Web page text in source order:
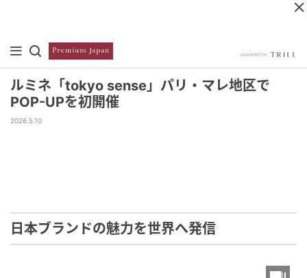
ルミネ「tokyo sense」パリ・マレ地区で
POP-UPを初開催
2026.5.10
日本ブランドの魅力を世界へ発信